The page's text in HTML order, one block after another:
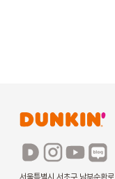
서울특별시 서초구 남부순